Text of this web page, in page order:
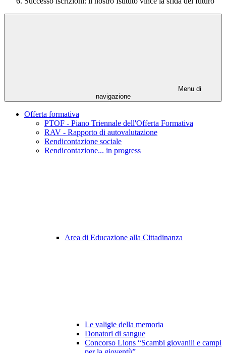
Menu di
navigazione
Offerta formativa
PTOF - Piano Triennale dell'Offerta Formativa
RAV - Rapporto di autovalutazione
Rendicontazione sociale
Rendicontazione... in progress
Area di Educazione alla Cittadinanza
Le valigie della memoria
Donatori di sangue
Concorso Lions “Scambi giovanili e campi